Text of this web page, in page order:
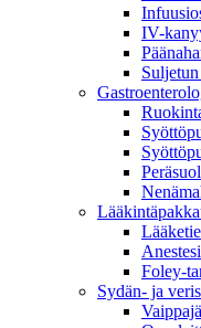
IV-
Foley-
Sydän- ja